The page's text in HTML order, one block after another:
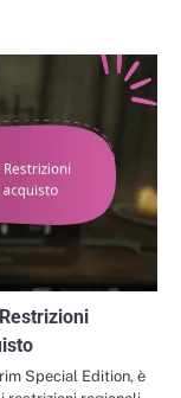
Special Edition, è